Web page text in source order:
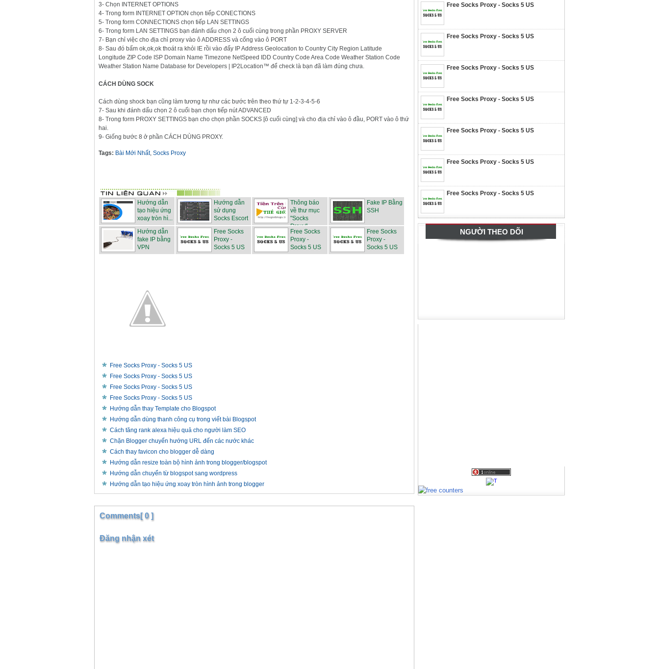
Free Socks Proxy - Socks 5 US
Free Socks Proxy - Socks 5 US
Free Socks Proxy - Socks 5 US
Free Socks Proxy - Socks 5 US
Free Socks Proxy - Socks 5 US
Free Socks Proxy - Socks 5 US
Free Socks Proxy - Socks 5 US
NGƯỜI THEO DÕI
3- Chọn INTERNET OPTIONS
4- Trong form INTERNET OPTION chọn tiếp CONECTIONS
5- Trong form CONNECTIONS chọn tiếp LAN SETTINGS
6- Trong form LAN SETTINGS bạn đánh dấu chọn 2 ô cuối cùng trong phần PROXY SERVER
7- Bạn chỉ việc cho địa chỉ proxy vào ô ADDRESS và cổng vào ô PORT
8- Sau đó bấm ok,ok,ok thoát ra khỏi IE rồi vào đấy IP Address Geolocation to Country City Region Latitude
Longitude ZIP Code ISP Domain Name Timezone NetSpeed IDD Country Code Area Code Weather Station Code
Weather Station Name Database for Developers | IP2Location™ để check là bạn đã làm đúng chưa.
CÁCH DÙNG SOCK
Cách dùng shock bạn cũng làm tương tự như các bước trên theo thứ tự 1-2-3-4-5-6
7- Sau khi đánh dấu chọn 2 ô cuối bạn chọn tiếp nút ADVANCED
8- Trong form PROXY SETTINGS bạn cho chọn phần SOCKS [ô cuối cùng] và cho địa chỉ vào ô đầu, PORT vào ô thứ
hai.
9- Giống bước 8 ở phần CÁCH DÙNG PROXY.
Tags: Bài Mới Nhất, Socks Proxy
Hướng dẫn
tạo hiệu ứng
xoay tròn hì...
Hướng dẫn
sử dụng
Socks Escort
Thông báo
về thư mục
"Socks
Proxy" ...
Fake IP Bằng
SSH
Hướng dẫn
fake IP bằng
VPN
Free Socks
Proxy -
Socks 5 US
Free Socks
Proxy -
Socks 5 US
Free Socks
Proxy -
Socks 5 US
Free Socks Proxy - Socks 5 US
Free Socks Proxy - Socks 5 US
Free Socks Proxy - Socks 5 US
Free Socks Proxy - Socks 5 US
Hướng dẫn thay Template cho Blogspot
Hướng dẫn dùng thanh công cụ trong viết bài Blogspot
Cách tăng rank alexa hiệu quả cho người làm SEO
Chặn Blogger chuyển hướng URL đến các nước khác
Cách thay favicon cho blogger dễ dàng
Hướng dẫn resize toàn bộ hình ảnh trong blogger/blogspot
Hướng dẫn chuyển từ blogspot sang wordpress
Hướng dẫn tạo hiệu ứng xoay tròn hình ảnh trong blogger
Comments[ 0 ]
Đăng nhận xét